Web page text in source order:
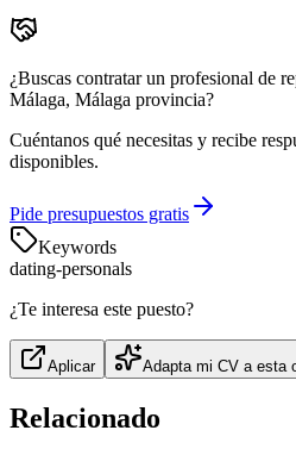
¿Buscas contratar un profesional de
Málaga, Málaga provincia?
Cuéntanos qué necesitas y recibe
disponibles.
Pide presupuestos gratis
Keywords
dating-personals
¿Te interesa este puesto?
Aplicar Adapta mi CV a esta
Relacionado